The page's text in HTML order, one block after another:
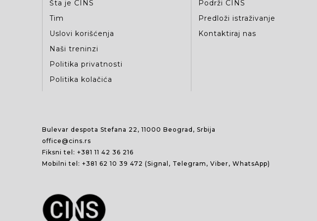
Šta je CINS
Tim
Uslovi korišćenja
Naši treninzi
Politika privatnosti
Politika kolačića
Podrži CINS
Predloži istraživanje
Kontaktiraj nas
Bulevar despota Stefana 22, 11000 Beograd, Srbija
office@cins.rs
Fiksni tel: +381 11 42 36 216
Mobilni tel: +381 62 10 39 472 (Signal, Telegram, Viber, WhatsApp)